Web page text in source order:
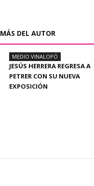
MÁS DEL AUTOR
MEDIO VINALOPÓ
JESÚS HERRERA REGRESA A
PETRER CON SU NUEVA
EXPOSICIÓN